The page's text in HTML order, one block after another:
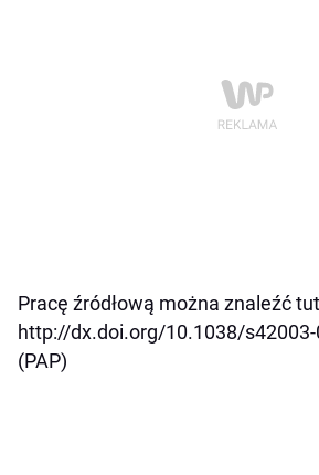
Pracę źródłową można znaleźć
http://dx.doi.org/10.1038/
(PAP)